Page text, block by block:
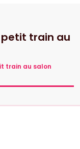
train au
train au salon